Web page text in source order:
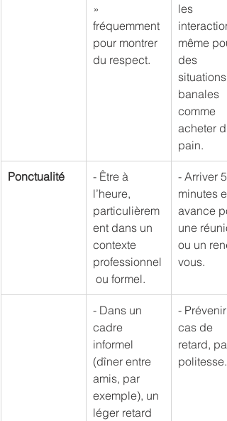
»
fréquemment
pour montrer
du respect.
les
même
des
situations
banales
comme
acheter
pain.
Ponctualité
- Être à
l’heure,
particulièrem
ent dans un
contexte
professionnel
ou formel.
- Arriver 5
minutes
avance
une
ou un
vous.
- Dans un
cadre
informel
(dîner entre
amis, par
exemple), un
léger retard
- Prévenir
cas de
retard, par
politesse.